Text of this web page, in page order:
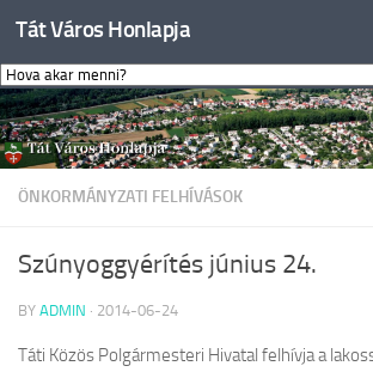
Skip to content
Tát Város Honlapja
ÖNKORMÁNYZATI FELHÍVÁSOK
Szúnyoggyérítés június 24.
BY ADMIN · 2014-06-24
Táti Közös Polgármesteri Hivatal felhívja a